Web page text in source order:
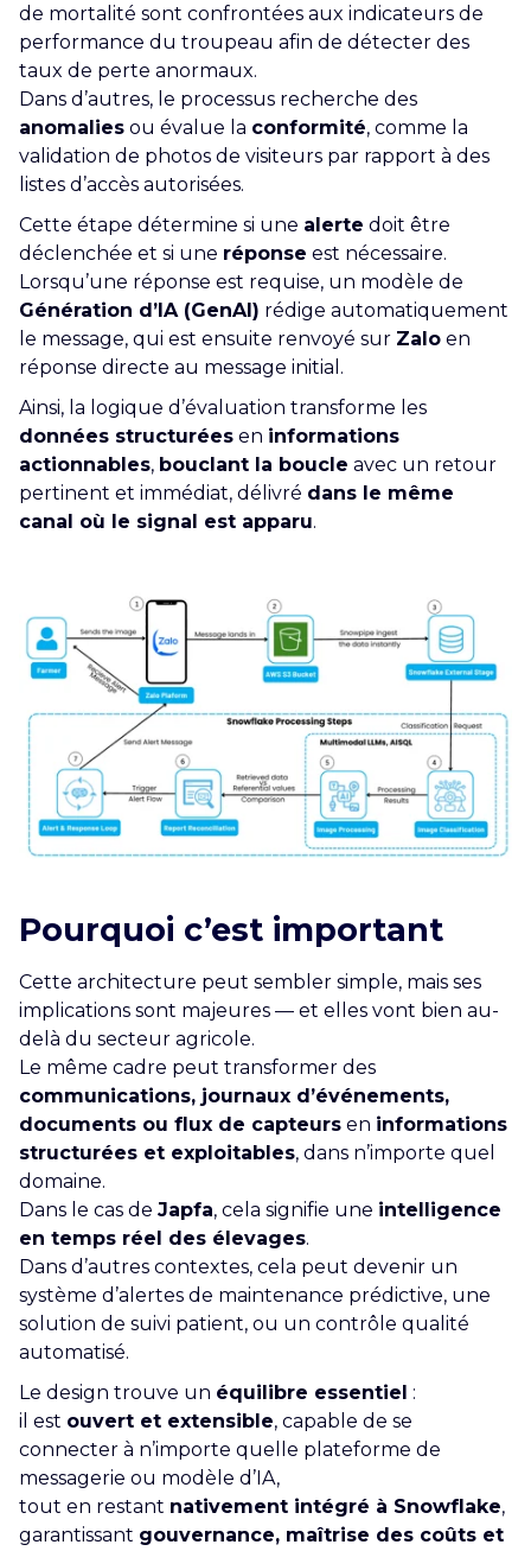
de mortalité sont confrontées aux indicateurs de
performance du troupeau afin de détecter des
taux de perte anormaux.
Dans d’autres, le processus recherche des
anomalies ou évalue la conformité, comme la
validation de photos de visiteurs par rapport à des
listes d’accès autorisées.
Cette étape détermine si une alerte doit être
déclenchée et si une réponse est nécessaire.
Lorsqu’une réponse est requise, un modèle de
Génération d’IA (GenAI) rédige automatiquement
le message, qui est ensuite renvoyé sur Zalo en
réponse directe au message initial.
Ainsi, la logique d’évaluation transforme les
données structurées en informations
actionnables, bouclant la boucle avec un retour
pertinent et immédiat, délivré dans le même
canal où le signal est apparu.
Pourquoi c’est important
Cette architecture peut sembler simple, mais ses
implications sont majeures — et elles vont bien au-
delà du secteur agricole.
Le même cadre peut transformer des
communications, journaux d’événements,
documents ou flux de capteurs en informations
structurées et exploitables, dans n’importe quel
domaine.
Dans le cas de Japfa, cela signifie une intelligence
en temps réel des élevages.
Dans d’autres contextes, cela peut devenir un
système d’alertes de maintenance prédictive, une
solution de suivi patient, ou un contrôle qualité
automatisé.
Le design trouve un équilibre essentiel :
il est ouvert et extensible, capable de se
connecter à n’importe quelle plateforme de
messagerie ou modèle d’IA,
tout en restant nativement intégré à Snowflake,
garantissant gouvernance, maîtrise des coûts et